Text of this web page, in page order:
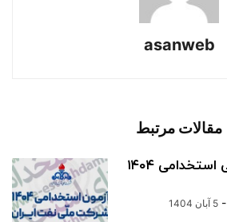
asanweb
مقالات مرتبط
جدیدترین خبر از آگهی استخدامی ۱۴۰۴
- 5 آبان 1404